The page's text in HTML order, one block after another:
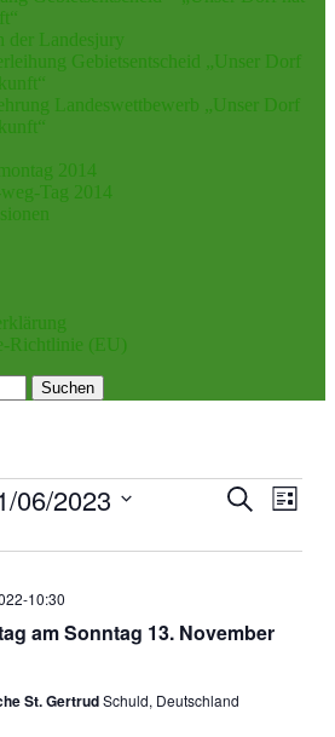
der Landesjury
Gebietsentscheid „Unser Dorf
Landeswettbewerb „Unser Dorf
2014
Tag 2014
Richtlinie (EU)
und
Suche
Liste
06/2023
am Sonntag 13. November
10:30
St. GertrudSchuld, Deutschland